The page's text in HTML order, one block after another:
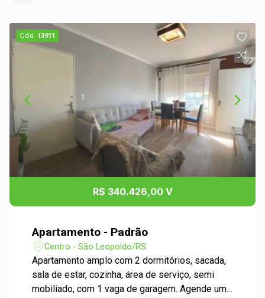
Cód. 13911
R$ 340.426,00 V
Apartamento - Padrão
Centro - São Leopoldo/RS
Apartamento amplo com 2 dormitórios, sacada,
sala de estar, cozinha, área de serviço, semi
mobiliado, com 1 vaga de garagem. Agende uma